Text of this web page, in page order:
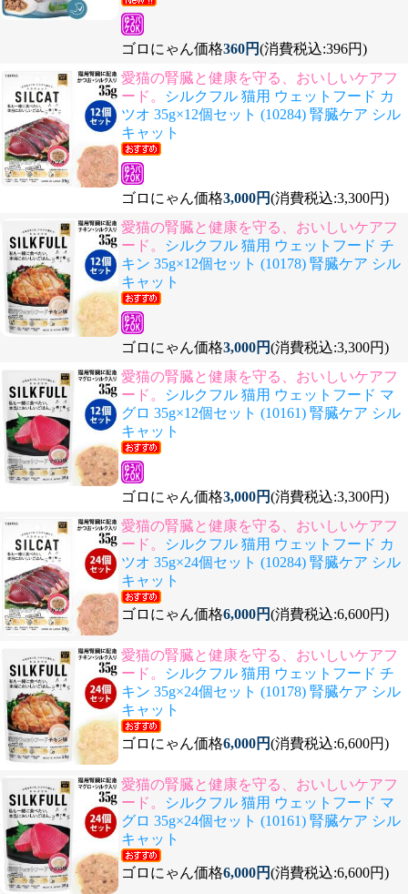
ゴロにゃん価格360円(消費税込:396円)
愛猫の腎臓と健康を守る、おいしいケアフ
ード。
シルクフル 猫用 ウェットフード カ
ツオ 35g×12個セット (10284) 腎臓ケア シル
キャット
ゴロにゃん価格3,000円(消費税込:3,300円)
愛猫の腎臓と健康を守る、おいしいケアフ
ード。
シルクフル 猫用 ウェットフード チ
キン 35g×12個セット (10178) 腎臓ケア シル
キャット
ゴロにゃん価格3,000円(消費税込:3,300円)
愛猫の腎臓と健康を守る、おいしいケアフ
ード。
シルクフル 猫用 ウェットフード マ
グロ 35g×12個セット (10161) 腎臓ケア シル
キャット
ゴロにゃん価格3,000円(消費税込:3,300円)
愛猫の腎臓と健康を守る、おいしいケアフ
ード。
シルクフル 猫用 ウェットフード カ
ツオ 35g×24個セット (10284) 腎臓ケア シル
キャット
ゴロにゃん価格6,000円(消費税込:6,600円)
愛猫の腎臓と健康を守る、おいしいケアフ
ード。
シルクフル 猫用 ウェットフード チ
キン 35g×24個セット (10178) 腎臓ケア シル
キャット
ゴロにゃん価格6,000円(消費税込:6,600円)
愛猫の腎臓と健康を守る、おいしいケアフ
ード。
シルクフル 猫用 ウェットフード マ
グロ 35g×24個セット (10161) 腎臓ケア シル
キャット
ゴロにゃん価格6,000円(消費税込:6,600円)